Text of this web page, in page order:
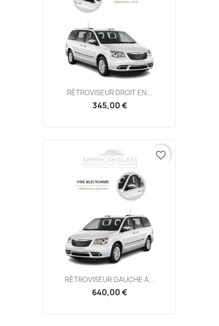
RÉTROVISEUR DROIT EN...
345,00 €
RÉTROVISEUR GAUCHE A...
640,00 €
favorite_border